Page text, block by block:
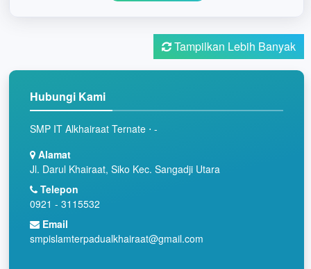
Tampilkan Lebih Banyak
Hubungi Kami
SMP IT Alkhairaat Ternate ⋅ -
Alamat
Jl. Darul Khairaat, Siko Kec. Sangadji Utara
Telepon
0921 - 3115532
Email
smpislamterpadualkhairaat@gmail.com